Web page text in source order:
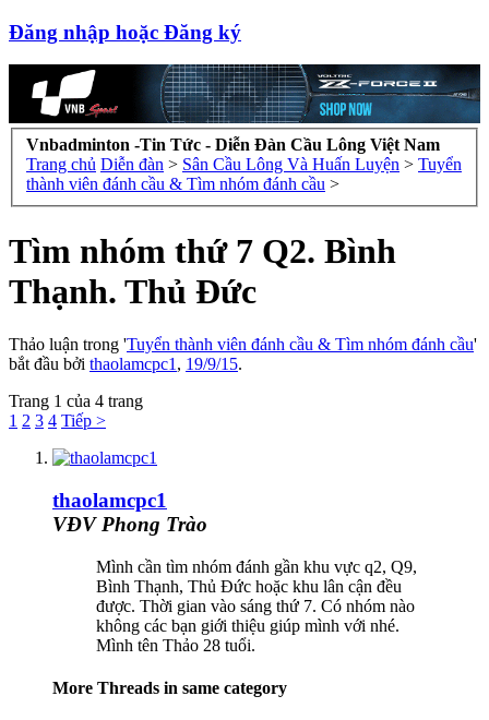
Đăng nhập hoặc Đăng ký
Vnbadminton -Tin Tức - Diễn Đàn Cầu Lông Việt Nam
Trang chủ Diễn đàn > Sân Cầu Lông Và Huấn Luyện > Tuyển
thành viên đánh cầu & Tìm nhóm đánh cầu >
Tìm nhóm thứ 7 Q2. Bình
Thạnh. Thủ Đức
Thảo luận trong 'Tuyển thành viên đánh cầu & Tìm nhóm đánh cầu'
bắt đầu bởi thaolamcpc1 , 19/9/15.
Trang 1 của 4 trang
1 2 3 4 Tiếp >
thaolamcpc1
VĐV Phong Trào
Mình cần tìm nhóm đánh gần khu vực q2, Q9,
Bình Thạnh, Thủ Đức hoặc khu lân cận đều
được. Thời gian vào sáng thứ 7. Có nhóm nào
không các bạn giới thiệu giúp mình với nhé.
Mình tên Thảo 28 tuổi.
More Threads in same category